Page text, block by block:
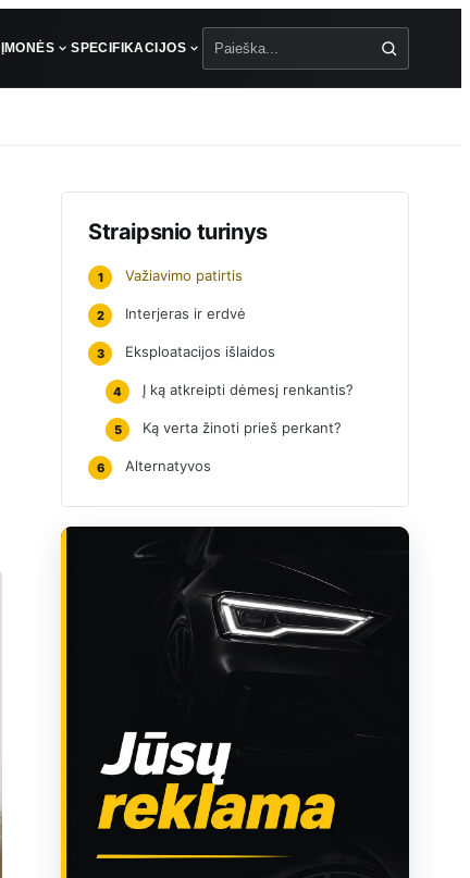
ĮMONĖS SPECIFIKACIJOS
Straipsnio turinys
1 Važiavimo patirtis
2 Interjeras ir erdvė
3 Eksploatacijos išlaidos
4 Į ką atkreipti dėmesį renkantis?
5 Ką verta žinoti prieš perkant?
6 Alternatyvos